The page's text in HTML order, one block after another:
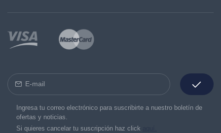
Ingresa tu correo electrónico para suscribirte a nuestro boletín de
ofertas y noticias.
Si quieres cancelar tu suscripción haz click